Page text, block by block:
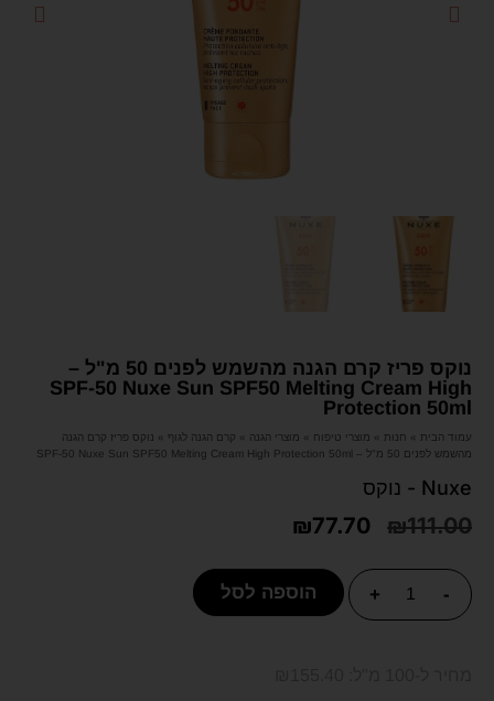
נוקס פריז קרם הגנה מהשמש לפנים 50 מ"ל –
SPF-50 Nuxe Sun SPF50 Melting Cream High
Protection 50ml
עמוד הבית » חנות » מוצרי טיפוח » מוצרי הגנה » קרם הגנה לגוף » נוקס פריז קרם הגנה
מהשמש לפנים 50 מ"ל – SPF-50 Nuxe Sun SPF50 Melting Cream High Protection 50ml
Nuxe - נוקס
₪111.00
₪77.70
-
+ הוספה לסל